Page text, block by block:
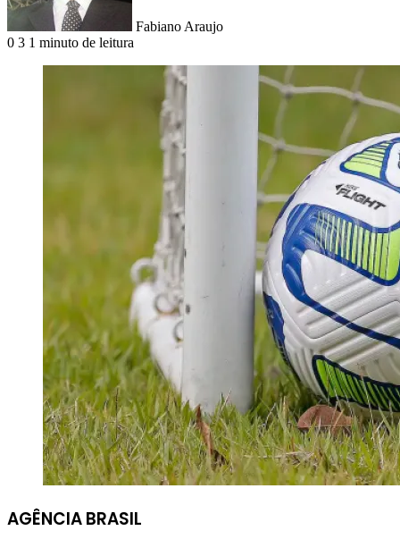
Fabiano Araujo
0 3 1 minuto de leitura
AGÊNCIA BRASIL